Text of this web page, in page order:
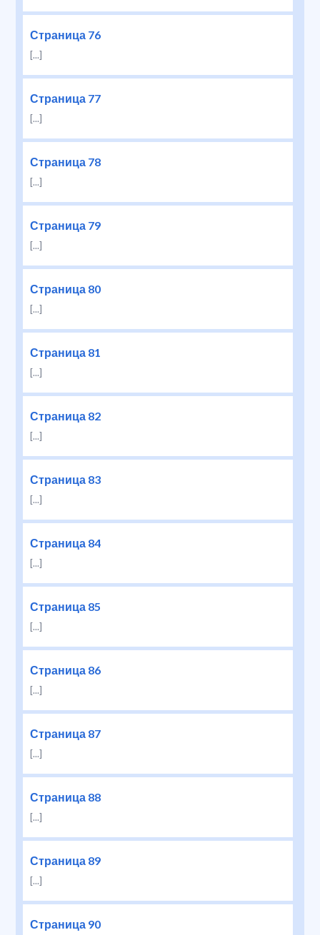
Страница 76
[...]
Страница 77
[...]
Страница 78
[...]
Страница 79
[...]
Страница 80
[...]
Страница 81
[...]
Страница 82
[...]
Страница 83
[...]
Страница 84
[...]
Страница 85
[...]
Страница 86
[...]
Страница 87
[...]
Страница 88
[...]
Страница 89
[...]
Страница 90